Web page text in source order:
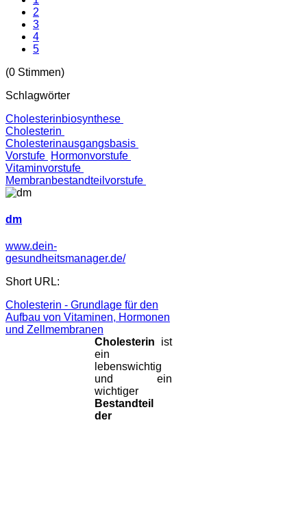
2
3
4
5
(0 Stimmen)
Schlagwörter
Cholesterinbiosynthese
Cholesterin
Cholesterinausgangsbasis
Vorstufe Hormonvorstufe
Vitaminvorstufe
Membranbestandteilvorstufe
dm
www.dein-
gesundheitsmanager.de/
Short URL:
Cholesterin - Grundlage für den
Aufbau von Vitaminen, Hormonen
und Zellmembranen
Cholesterin ist
ein
lebenswichtig
und ein
wichtiger
Bestandteil
der